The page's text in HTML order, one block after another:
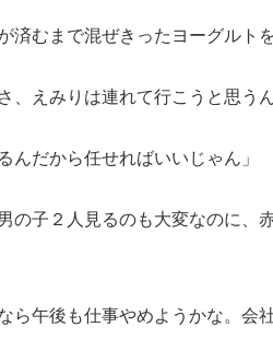
済むまで混ぜきったヨーグルト
、えみりは連れて行こうと思う
んだから任せればいいじゃん」
の子２人見るのも大変なのに
ら午後も仕事やめようかな。